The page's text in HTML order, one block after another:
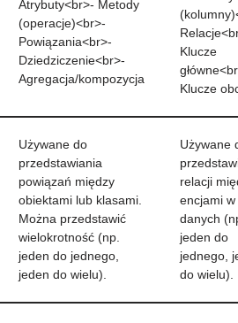
Atrybuty<br>- Metody
(operacje)<br>-
Powiązania<br>-
Dziedziczenie<br>-
Agregacja/kompozycja
Klucze
Klucze
Używane do
przedstawiania
powiązań między
obiektami lub klasami.
Można przedstawić
wielokrotność (np.
jeden do jednego,
jeden do wielu).
Używane
relacji
encjami
danych
jeden do
jednego,
do wielu).